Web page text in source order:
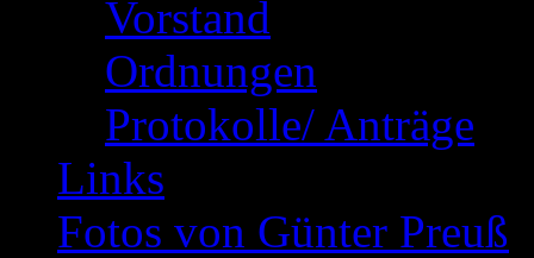
Vorstand
Ordnungen
Protokolle/ Anträge
Links
Fotos von Günter Preuß